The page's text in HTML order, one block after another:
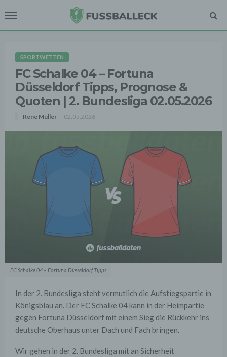
SPORTWETTEN
FC Schalke 04 – Fortuna
Düsseldorf Tipps, Prognose &
Quoten | 2. Bundesliga 02.05.2026
Rene Müller 02.05.2026
FC Schalke 04 – Fortuna Düsseldorf Tipps
In der 2. Bundesliga steht vermutlich die Aufstiegspartie in
Königsblau an. Der FC Schalke 04 kann in der Heimpartie
gegen Fortuna Düsseldorf mit einem Sieg die Rückkehr ins
deutsche Oberhaus unter Dach und Fach bringen.
Wir gehen in der 2. Bundesliga mit an Sicherheit